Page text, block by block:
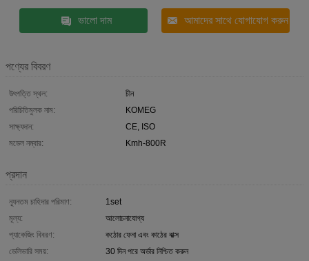
ভালো দাম আমাদের সাথে যোগাযোগ করুন
পণ্যের বিবরণ
উৎপত্তি স্থল:
চীন
পরিচিতিমুলক নাম:
KOMEG
সাক্ষ্যদান:
CE, ISO
মডেল নম্বার:
Kmh-800R
প্রদান
ন্যূনতম চাহিদার পরিমাণ:
1set
মূল্য:
আলোচনাযোগ্য
প্যাকেজিং বিবরণ:
কঠোর ফেনা এবং কাঠের বাক্স
ডেলিভারি সময়:
30 দিন পরে অর্ডার নিশ্চিত করুন